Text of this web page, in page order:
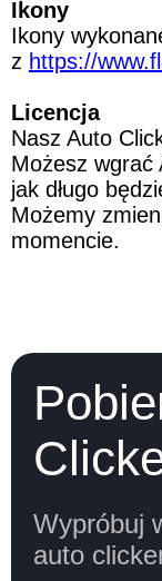
Ikony
Ikony
z https://
Licencja
Nasz Auto
Możesz wgrać
jak długo
Możemy
momencie.
Wypróbuj
auto